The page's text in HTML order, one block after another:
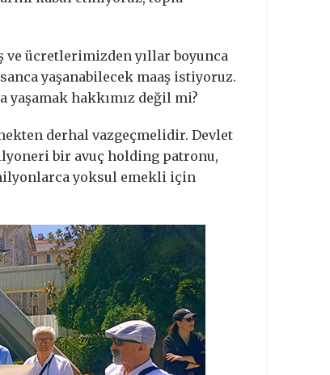
ücretlerimizden yıllar boyunca
yaşanabilecek maaş istiyoruz.
yaşamak hakkımız değil mi?
derhal vazgeçmelidir. Devlet
bir avuç holding patronu,
yoksul emekli için